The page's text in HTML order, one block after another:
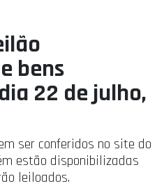
bens
22 de julho,
ser conferidos no site do
estão disponibilizadas
leiloados.